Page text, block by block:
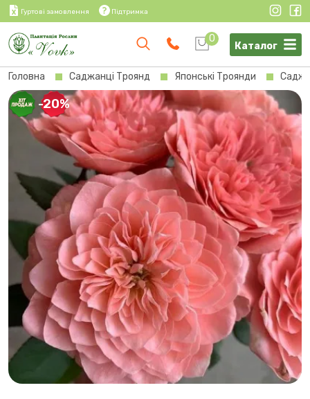
Гуртові замовлення Підтримка
0
Каталог
Головна Саджанці Троянд Японські Троянди
-20%